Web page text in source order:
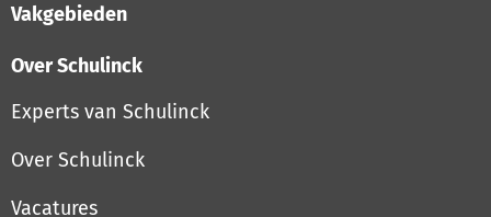
Vakgebieden
Over Schulinck
Experts van Schulinck
Over Schulinck
Vacatures